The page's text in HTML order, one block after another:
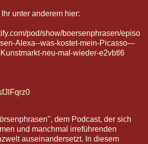
unter anderem hier:
pod/show/boersenphrasen/episo
Alexa--was-kostet-mein-Picasso---
neu-mal-wieder-e2vbtl6
dem Podcast, der sich
und manchmal irreführenden
auseinandersetzt. In diesem